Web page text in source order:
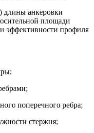
длины анкеровки
площади
эффективности профиля
поперечного ребра;
стержня;